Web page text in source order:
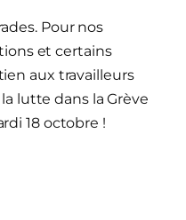
Pour nos
et certains
aux travailleurs
lutte dans la Grève
18 octobre !